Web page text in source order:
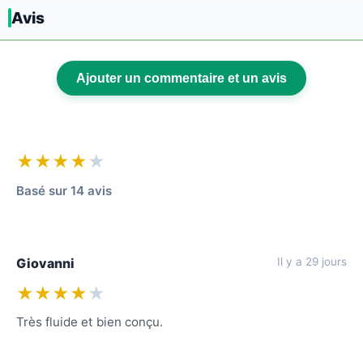
Avis
Ajouter un commentaire et un avis
★★★★ ★
Basé sur 14 avis
Giovanni Il y a 29 jours
★★★★ ★
Très fluide et bien conçu.